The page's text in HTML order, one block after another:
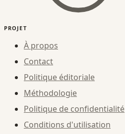
PROJET
À propos
Contact
Politique éditoriale
Méthodologie
Politique de confidentialité
Conditions d'utilisation